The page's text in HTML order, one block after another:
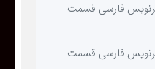
فارسی قسمت
فارسی قسمت